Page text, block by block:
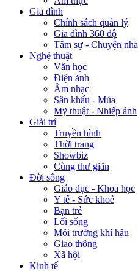
Gia đình
Chính sách quản lý
Gia đình 360 độ
Tâm sự - Chuyện nhà
Nghệ thuật
Văn học
Điện ảnh
Âm nhạc
Sân khấu - Múa
Mỹ thuật - Nhiếp ảnh
Giải trí
Truyền hình
Thời trang
Showbiz
Cùng thư giãn
Đời sống
Giáo dục - Khoa học
Y tế - Sức khoẻ
Bạn trẻ
Lối sống
Môi trường khí hậu
Giao thông
Xã hội
Kinh tế